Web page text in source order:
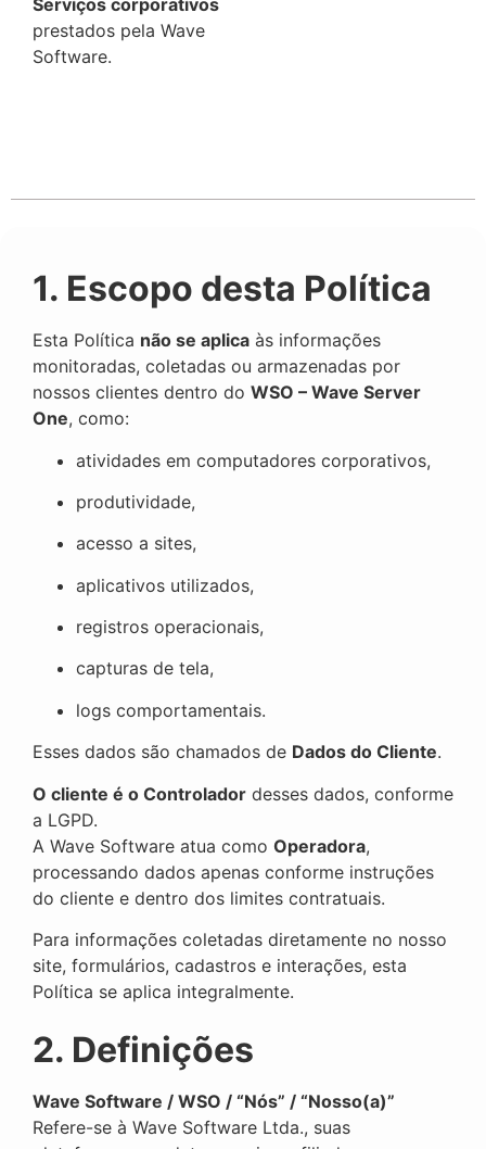
prestados pela Wave
Software.
1. Escopo desta Política
Esta Política não se aplica às informações
monitoradas, coletadas ou armazenadas por
nossos clientes dentro do WSO – Wave Server
One, como:
atividades em computadores corporativos,
produtividade,
acesso a sites,
aplicativos utilizados,
registros operacionais,
capturas de tela,
logs comportamentais.
Esses dados são chamados de Dados do Cliente.
O cliente é o Controlador desses dados, conforme
a LGPD.
A Wave Software atua como Operadora,
processando dados apenas conforme instruções
do cliente e dentro dos limites contratuais.
Para informações coletadas diretamente no nosso
site, formulários, cadastros e interações, esta
Política se aplica integralmente.
2. Definições
Wave Software / WSO / “Nós” / “Nosso(a)”
Refere-se à Wave Software Ltda., suas